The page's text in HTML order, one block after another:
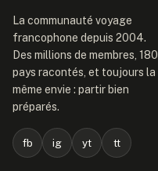
La communauté voyage
francophone depuis 2004.
Des millions de membres, 180
pays racontés, et toujours la
même envie : partir bien
préparés.
fb ig yt tt